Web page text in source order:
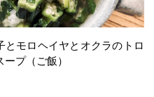
とモロヘイヤとオクラのトロ
ープ（ご飯）